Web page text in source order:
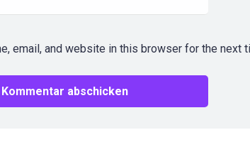
email, and website in this browser for the next